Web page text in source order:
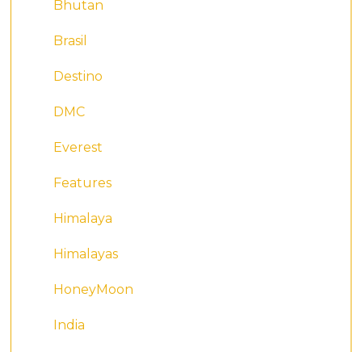
Bhutan
Brasil
Destino
DMC
Everest
Features
Himalaya
Himalayas
HoneyMoon
India